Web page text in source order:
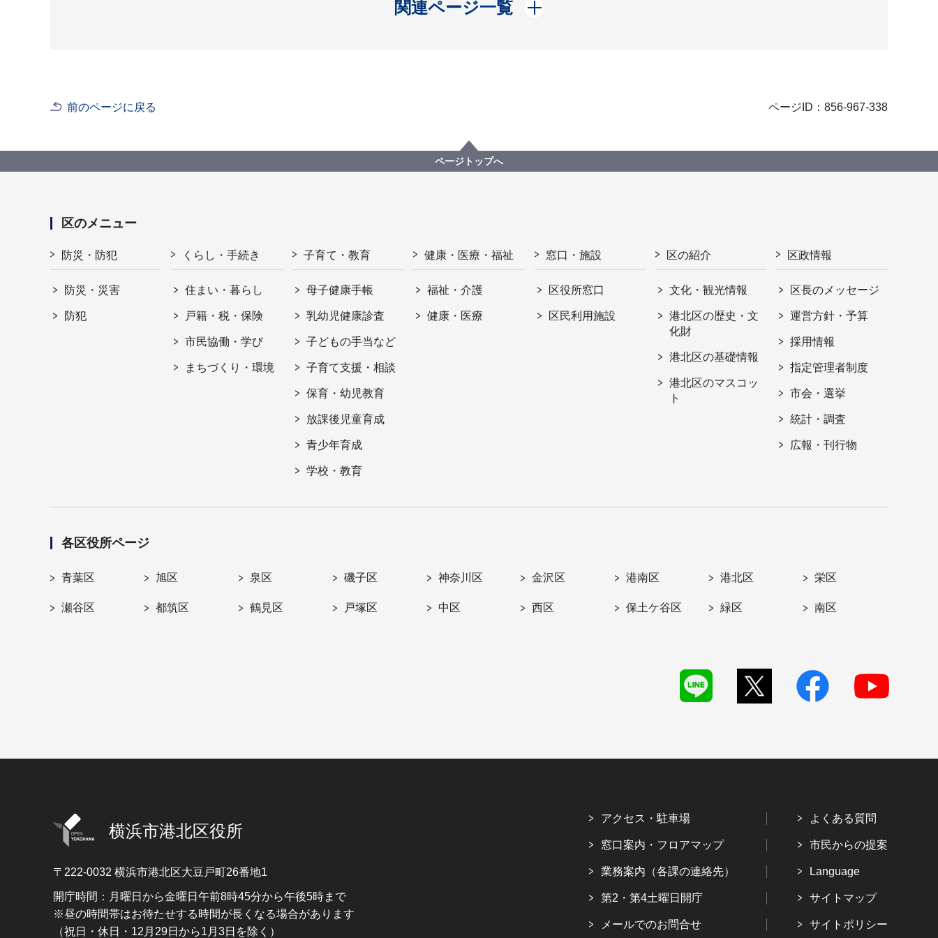
関連ページ一覧
前のページに戻る ページID：856-967-338
ページトップへ
区のメニュー
防災・防犯
防災・災害
防犯
くらし・手続き
住まい・暮らし
戸籍・税・保険
市民協働・学び
まちづくり・環境
子育て・教育
母子健康手帳
乳幼児健康診査
子どもの手当など
子育て支援・相談
保育・幼児教育
放課後児童育成
青少年育成
学校・教育
健康・医療・福祉
福祉・介護
健康・医療
窓口・施設
区役所窓口
区民利用施設
区の紹介
文化・観光情報
港北区の歴史・文
化財
港北区の基礎情報
港北区のマスコッ
ト
区政情報
区長のメッセージ
運営方針・予算
採用情報
指定管理者制度
市会・選挙
統計・調査
広報・刊行物
各区役所ページ
青葉区 旭区 泉区 磯子区 神奈川区 金沢区 港南区 港北区 栄区
瀬谷区 都筑区 鶴見区 戸塚区 中区 西区 保土ケ谷区 緑区 南区
横浜市港北区役所
〒222-0032 横浜市港北区大豆戸町26番地1
開庁時間：月曜日から金曜日午前8時45分から午後5時まで
※昼の時間帯はお待たせする時間が長くなる場合があります
（祝日・休日・12月29日から1月3日を除く）
アクセス・駐車場
窓口案内・フロアマップ
業務案内（各課の連絡先）
第2・第4土曜日開庁
メールでのお問合せ
よくある質問
市民からの提案
Language
サイトマップ
サイトポリシー